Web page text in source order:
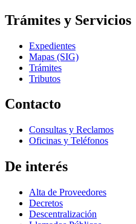
Trámites y Servicios
Expedientes
Mapas (SIG)
Trámites
Tributos
Contacto
Consultas y Reclamos
Oficinas y Teléfonos
De interés
Alta de Proveedores
Decretos
Descentralización